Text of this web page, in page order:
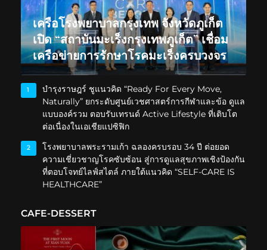
เครือโรงพยาบาลกรุงเทพ จังหวัดภูเก็ต
เปิด “สถาบันมะเร็งกรุงเทพภูเก็ต” เชื่อม
เครือข่ายการรักษาโรคมะเร็งครบวงจร
1
บำรุงราษฎร์ ชูแนวคิด “Ready For Every Move,
Naturally” ยกระดับศูนย์เวชศาสตร์การกีฬาและข้อ ดูแล
แบบองค์รวม ตอบรับเทรนด์ Active Lifestyle ที่เติบโต
ต่อเนื่องในเอเชียแปซิฟิก
2
โรงพยาบาลพระรามเก้า ฉลองครบรอบ 34 ปี ต่อยอด
ความเชี่ยวชาญโรคซับซ้อน สู่การดูแลสุขภาพเชิงป้องกัน
ที่ตอบโจทย์ไลฟ์สไตล์ ภายใต้แนวคิด “SELF-CARE IS
HEALTHCARE”
CAFE-DESSERT